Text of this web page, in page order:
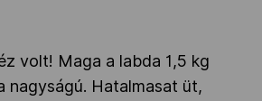
volt! Maga a labda 1,5 kg
nagyságú. Hatalmasat üt,